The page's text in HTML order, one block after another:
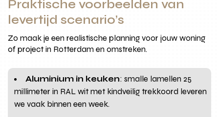
Praktische voorbeelden van
levertijd scenario’s
Zo maak je een realistische planning voor jouw woning
of project in Rotterdam en omstreken.
Aluminium in keuken: smalle lamellen 25
millimeter in RAL wit met kindveilig trekkoord leveren
we vaak binnen een week.